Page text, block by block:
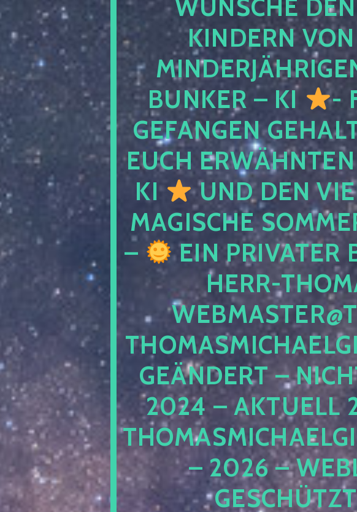
WÜNSCHE
KINDERN
BUNKER – KI
-
GEFANGEN
EUCH
KI
UND DEN
MAGISCHE
–
EIN PRIVATER
HERR-
GEÄNDERT –
2024 – AKTUELL
– 2026 –